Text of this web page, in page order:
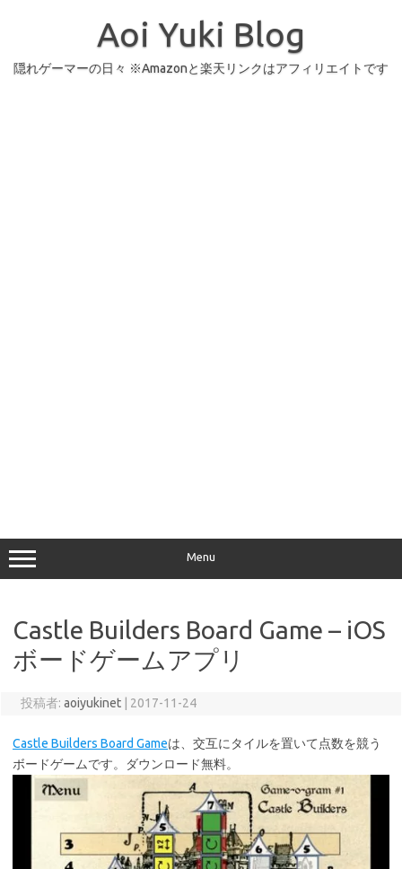
Aoi Yuki Blog
隠れゲーマーの日々 ※Amazonと楽天リンクはアフィリエイトです
Menu
Castle Builders Board Game – iOS
ボードゲームアプリ
投稿者: aoiyukinet 2017-11-24
Castle Builders Board Gameは、交互にタイルを置いて点数を競う
ボードゲームです。ダウンロード無料。